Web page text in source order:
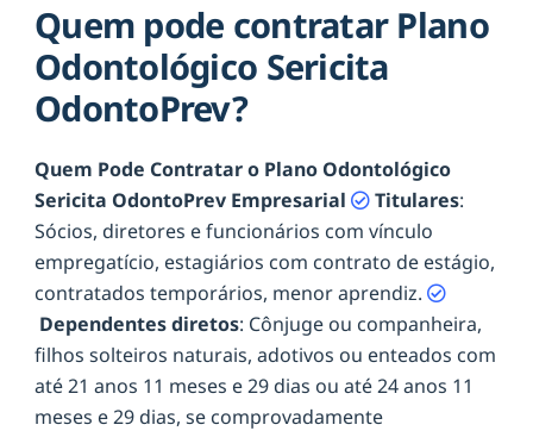
Quem pode contratar Plano
Odontológico Sericita
OdontoPrev?
Quem Pode Contratar o Plano Odontológico
Sericita OdontoPrev Empresarial
Titulares:
Sócios, diretores e funcionários com vínculo
empregatício, estagiários com contrato de estágio,
contratados temporários, menor aprendiz.
Dependentes diretos: Cônjuge ou companheira,
filhos solteiros naturais, adotivos ou enteados com
até 21 anos 11 meses e 29 dias ou até 24 anos 11
meses e 29 dias, se comprovadamente